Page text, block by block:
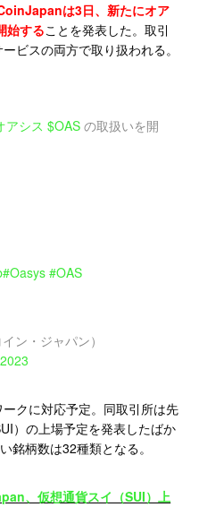
は3日、新たにオア
始することを発表した。取引
ビスの両方で取り扱われる。
アシス $OAS の取扱いを開
#Oasys #OAS
ン・ジャパン）
クに対応予定。同取引所は先
）の上場予定を発表したばか
銘柄数は32種類となる。
、仮想通貨スイ（SUI）上